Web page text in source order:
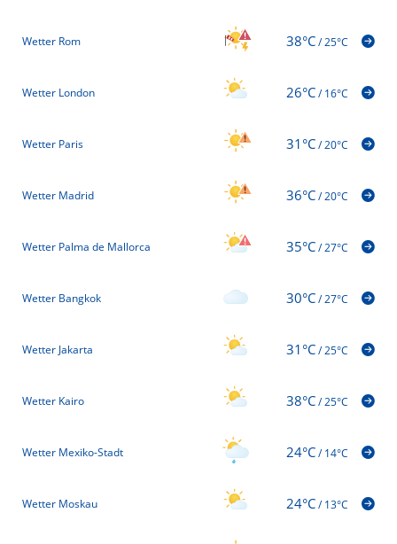
Wetter Rom 38°C/25°C
Wetter London 26°C/16°C
Wetter Paris 31°C/20°C
Wetter Madrid 36°C/20°C
Wetter Palma de Mallorca 35°C/27°C
Wetter Bangkok 30°C/27°C
Wetter Jakarta 31°C/25°C
Wetter Kairo 38°C/25°C
Wetter Mexiko-Stadt 24°C/14°C
Wetter Moskau 24°C/13°C